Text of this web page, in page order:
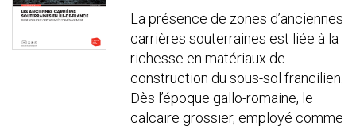
La présence de zones d’anciennes
carrières souterraines est liée à la
richesse en matériaux de
construction du sous-sol francilien.
Dès l’époque gallo-romaine, le
calcaire grossier, employé comme